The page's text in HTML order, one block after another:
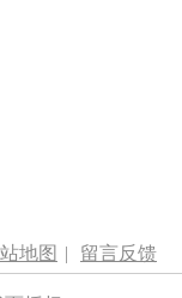
地图 | 留言反馈